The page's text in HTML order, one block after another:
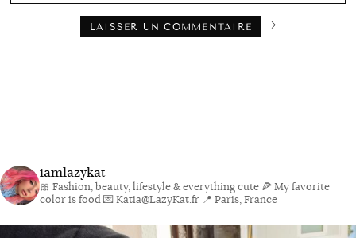
iamlazykat
🎀 Fashion, beauty, lifestyle & everything cute 🍕 My favorite
color is food💌 Katia@LazyKat.fr 📍 Paris, France